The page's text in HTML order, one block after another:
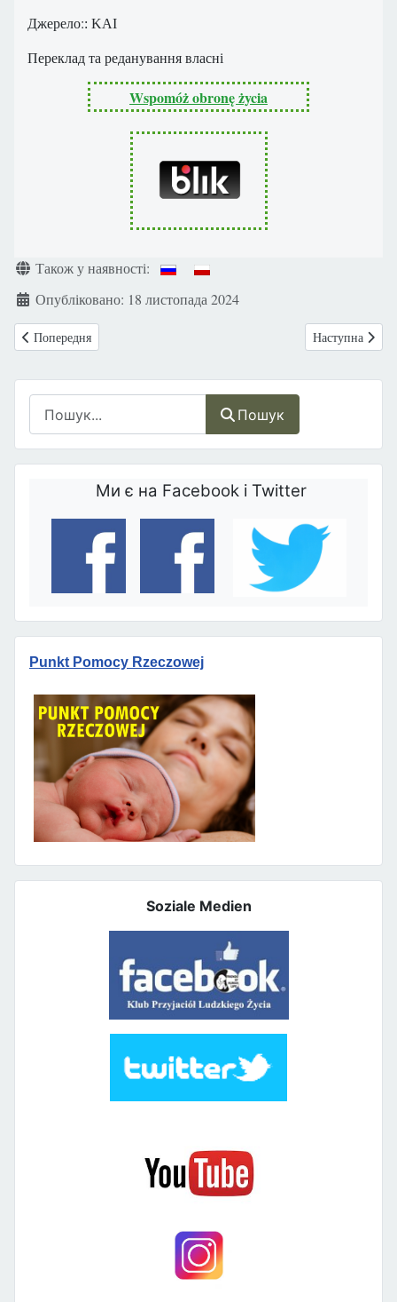
Пошук
Ми є на Facebook і Twitter
Punkt Pomocy Rzeczowej
Soziale Medien
Джерело:: KAI
Переклад та реданування власні
Wspomóż obronę życia
ДеталіТакож у наявності:
Опубліковано: 18 листопада 2024
Попередня стаття: У Європі будівлі підсвітили червоним
Попередня Наступна
Наступна